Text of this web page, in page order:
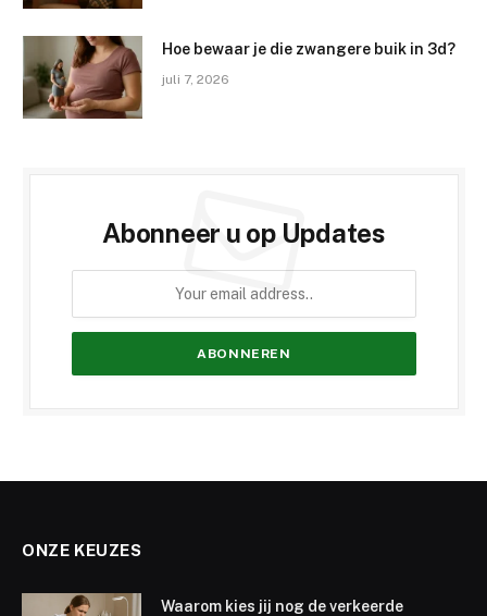
Hoe bewaar je die zwangere buik in 3d?
juli 7, 2026
Abonneer u op Updates
ONZE KEUZES
Waarom kies jij nog de verkeerde